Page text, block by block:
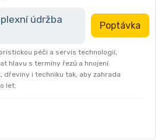
údržba
Poptávka
péči a servis technologií,
hlavu s termíny řezů a hnojení.
dřeviny i techniku tak, aby zahrada
let.